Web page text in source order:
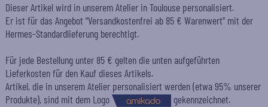
Dieser Artikel wird in unserem Atelier in Toulouse personalisiert.
Er ist für das Angebot "Versandkostenfrei ab 85 € Warenwert" mit der
Hermes-Standardlieferung berechtigt.
Für jede Bestellung unter 85 € gelten die unten aufgeführten
Lieferkosten für den Kauf dieses Artikels.
Artikel, die in unserem Atelier personalisiert werden (etwa 95% unserer
Produkte), sind mit dem Logo
gekennzeichnet.